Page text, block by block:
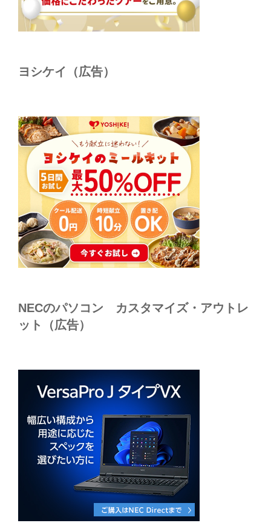
ヨシケイ（広告）
NECのパソコン カスタマイズ・アウトレ
ット（広告）